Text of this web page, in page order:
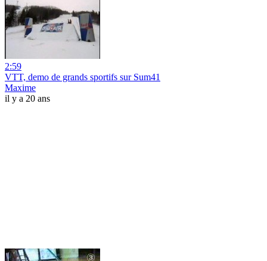
2:59
VTT, demo de grands sportifs sur Sum41
Maxime
il y a 20 ans